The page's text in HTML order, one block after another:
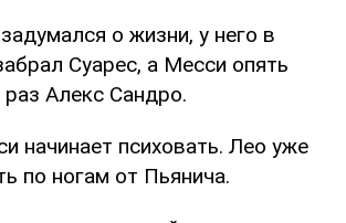
о жизни, у него в
Суарес, а Месси опять
Алекс Сандро.
начинает психовать. Лео уже
по ногам от Пьянича.